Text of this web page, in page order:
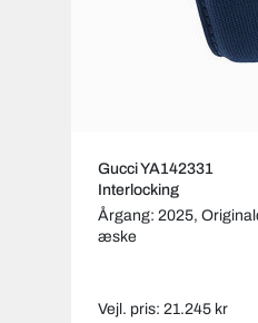
Gucci YA142331
Interlocking
Årgang: 2025,
æske
Vejl. pris: 21.245 kr